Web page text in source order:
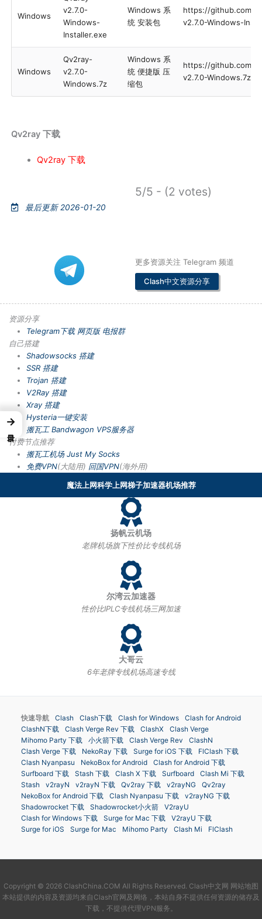
Windows
v2.7.0-
Windows-
Installer.exe
Windows 系
统 安装包
https://github.com/
v2.7.0-Windows-
Windows
Qv2ray-
v2.7.0-
Windows.7z
Windows 系
统 便捷版 压
缩包
https://github.com/
v2.7.0-Windows.7z
Qv2ray 下载
Qv2ray 下载
5/5 - (2 votes)
最后更新 2026-01-20
更多资源关注 Telegram 频道
Clash中文资源分享
资源分享
Telegram下载 网页版 电报群
自己搭建
Shadowsocks 搭建
SSR 搭建
Trojan 搭建
V2Ray 搭建
Xray 搭建
Hysteria一键安装
搬瓦工 Bandwagon VPS服务器
付费节点推荐
搬瓦工机场 Just My Socks
免费VPN(大陆用) 回国VPN(海外用)
魔法上网科学上网梯子加速器机场推荐
扬帆云机场
老牌机场旗下性价比专线机场
尔湾云加速器
性价比IPLC专线机场三网加速
大哥云
6年老牌专线机场高速专线
快速导航 Clash Clash下载 Clash for Windows
Clash for Android
ClashN下载
Clash Verge Rev 下载 ClashX
Clash Verge
Mihomo Party 下载
小火箭下载 Clash Verge Rev
ClashN
Clash Verge 下载
NekoRay 下载 Surge for iOS 下载
FlClash 下载
Clash Nyanpasu
NekoBox for Android
Clash for Android 下载
Surfboard 下载
Stash 下载 Clash X 下载 Surfboard
Clash Mi 下载
Stash
v2rayN v2rayN 下载 Qv2ray 下载 v2rayNG
Qv2ray
NekoBox for Android 下载
Clash Nyanpasu 下载
v2rayNG 下载
Shadowrocket 下载
Shadowrocket小火箭
V2rayU
Clash for Windows 下载
Surge for Mac 下载
V2rayU 下载
Surge for iOS
Surge for Mac Mihomo Party Clash Mi FlClash
Copyright © 2026 ClashChina.COM All Rights Reserved. Clash中文网 网站地图
本站提供的内容及资源均来自Clash官网及网络，本站自身不提供任何资源的储存及
下载，不提供代理VPN服务。
→